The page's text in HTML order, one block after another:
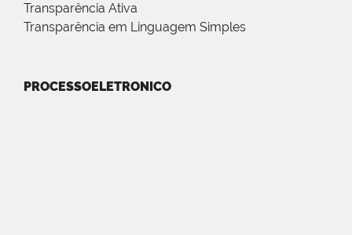
Transparência Ativa
Transparência em Linguagem Simples
PROCESSOELETRONICO